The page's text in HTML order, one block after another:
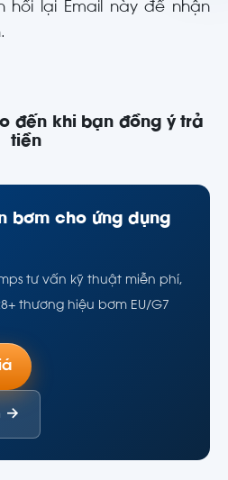
hồi lại Email này để nhận
đến khi bạn đồng ý trả
tiền
bơm cho ứng dụng
tư vấn kỹ thuật miễn phí,
thương hiệu bơm EU/G7
→